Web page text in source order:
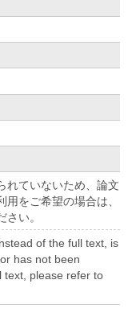
れていないため、論文
をご希望の場合は、
さい。
of the full text, is
has not been
text, please refer to